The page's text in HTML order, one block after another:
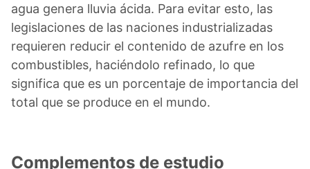
agua genera lluvia ácida. Para evitar esto, las
legislaciones de las naciones industrializadas
requieren reducir el contenido de azufre en los
combustibles, haciéndolo refinado, lo que
significa que es un porcentaje de importancia del
total que se produce en el mundo.
Complementos de estudio